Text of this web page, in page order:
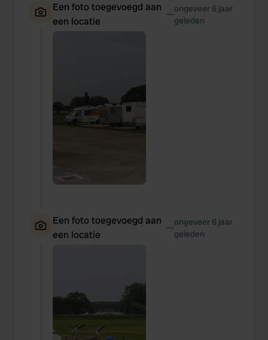
Een foto toegevoegd aan
een locatie
—ongeveer 6 jaar
geleden
Een foto toegevoegd aan
een locatie
—ongeveer 6 jaar
geleden